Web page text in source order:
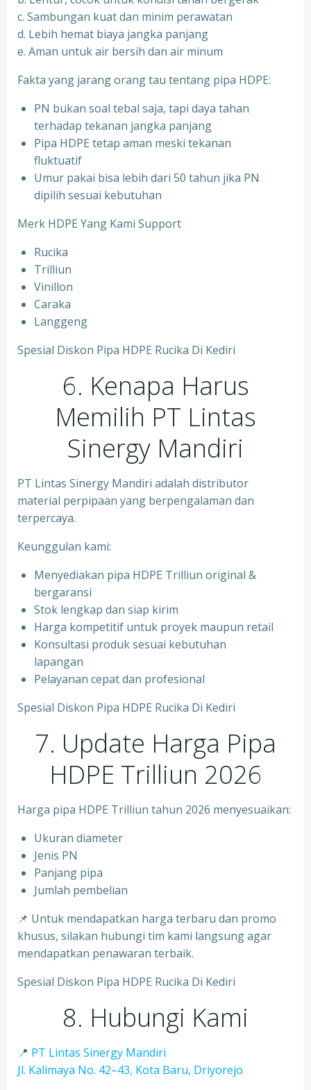
c. Sambungan kuat dan minim perawatan
d. Lebih hemat biaya jangka panjang
e. Aman untuk air bersih dan air minum
Fakta yang jarang orang tau tentang pipa HDPE:
PN bukan soal tebal saja, tapi daya tahan
terhadap tekanan jangka panjang
Pipa HDPE tetap aman meski tekanan
fluktuatif
Umur pakai bisa lebih dari 50 tahun jika PN
dipilih sesuai kebutuhan
Merk HDPE Yang Kami Support
Rucika
Trilliun
Vinillon
Caraka
Langgeng
Spesial Diskon Pipa HDPE Rucika Di Kediri
6. Kenapa Harus
Memilih PT Lintas
Sinergy Mandiri
PT Lintas Sinergy Mandiri adalah distributor
material perpipaan yang berpengalaman dan
terpercaya.
Keunggulan kami:
Menyediakan pipa HDPE Trilliun original &
bergaransi
⁠Stok lengkap dan siap kirim
⁠Harga kompetitif untuk proyek maupun retail
⁠Konsultasi produk sesuai kebutuhan
lapangan
Pelayanan cepat dan profesional
Spesial Diskon Pipa HDPE Rucika Di Kediri
7. Update Harga Pipa
HDPE Trilliun 2026
Harga pipa HDPE Trilliun tahun 2026 menyesuaikan:
Ukuran diameter
⁠Jenis PN
⁠Panjang pipa
⁠Jumlah pembelian
📌 Untuk mendapatkan harga terbaru dan promo
khusus, silakan hubungi tim kami langsung agar
mendapatkan penawaran terbaik.
Spesial Diskon Pipa HDPE Rucika Di Kediri
8. Hubungi Kami
📍 PT Lintas Sinergy Mandiri
Jl. Kalimaya No. 42–43, Kota Baru, Driyorejo